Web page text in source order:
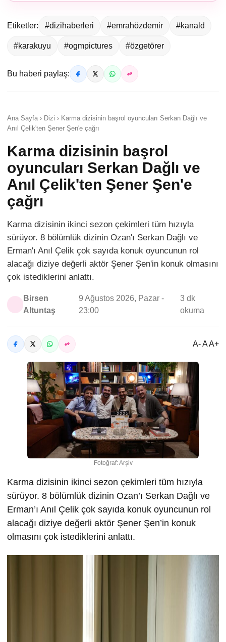
Etiketler: #dizihaberleri #emrahözdemir #kanald
#karakuyu #ogmpictures #özgetörer
Bu haberi paylaş:
Ana Sayfa › Dizi › Karma dizisinin başrol oyuncuları Serkan Dağlı ve
Anıl Çelik'ten Şener Şen'e çağrı
Karma dizisinin başrol
oyuncuları Serkan Dağlı ve
Anıl Çelik'ten Şener Şen'e
çağrı
Karma dizisinin ikinci sezon çekimleri tüm hızıyla
sürüyor. 8 bölümlük dizinin Ozan'ı Serkan Dağlı ve
Erman'ı Anıl Çelik çok sayıda konuk oyuncunun rol
alacağı diziye değerli aktör Şener Şen'in konuk olmasını
çok istediklerini anlattı.
Birsen
Altuntaş
9 Ağustos 2026, Pazar -
23:00
3 dk
okuma
A- A A+
Fotoğraf: Arşiv
Karma dizisinin ikinci sezon çekimleri tüm hızıyla
sürüyor. 8 bölümlük dizinin Ozan’ı Serkan Dağlı ve
Erman’ı Anıl Çelik çok sayıda konuk oyuncunun rol
alacağı diziye değerli aktör Şener Şen’in konuk
olmasını çok istediklerini anlattı.